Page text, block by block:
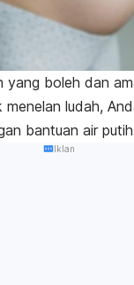
yang boleh dan
ludah,
bantuan air
Iklan